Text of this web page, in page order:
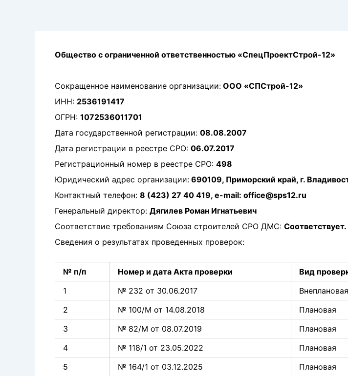
Общество с ограниченной ответственностью «СпецПроектСтрой-12»
Сокращенное наименование организации: ООО «СПСтрой-12»
ИНН: 2536191417
ОГРН: 1072536011701
Дата государственной регистрации: 08.08.2007
Дата регистрации в реестре СРО: 06.07.2017
Регистрационный номер в реестре СРО: 498
Юридический адрес организации: 690109, Приморский край, г.
Контактный телефон: 8 (423) 27 40 419, e-mail: office@sps12.ru
Генеральный директор: Дягилев Роман Игнатьевич
Соответствие требованиям Союза строителей СРО ДМС: Соответствует.
Сведения о результатах проведенных проверок:
№ п/п Номер и дата Акта проверки Вид
1
№ 232 от 30.06.2017 Внеплановая
2
№ 100/М от 14.08.2018 Плановая
3
№ 82/М от 08.07.2019 Плановая
4
№ 118/1 от 23.05.2022 Плановая
5
№ 164/1 от 03.12.2025 Плановая